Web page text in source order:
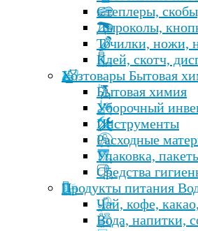
Степлеры,
Дыроколы,
Точилки, ножи,
Клей, скотч,
Хозтовары Бытовая
Бытовая химия
Уборочный
Инструменты
Расходные
Упаковка,
Средства
Продукты питания
Чай, кофе,
Вода, напитки,